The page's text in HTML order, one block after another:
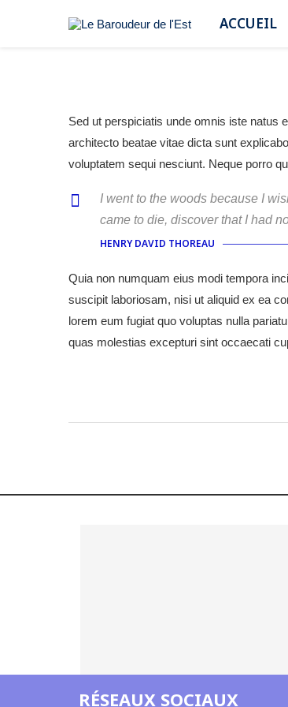
ACCUEIL
Sed ut perspiciatis unde omnis iste natus
architecto beatae vitae dicta sunt
voluptatem sequi nesciunt. Neque porro
I went to the woods because I
came to die, discover that I had
HENRY DAVID THOREAU
Quia non numquam eius modi tempora
suscipit laboriosam, nisi ut aliquid ex ea
lorem eum fugiat quo voluptas nulla
quas molestias excepturi sint occaecati
RÉSEAUX SOCIAUX